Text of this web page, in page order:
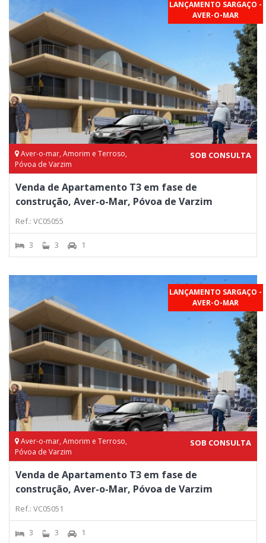
LANÇAMENTO SARGAÇO -
AVER-O-MAR
Aver-o-mar, Amorim e Terroso,
Póvoa de Varzim
SOB CONSULTA
Venda de Apartamento T3 em fase de
construção, Aver-o-Mar, Póvoa de Varzim
Ref.: VC05055
3 3 1
LANÇAMENTO SARGAÇO -
AVER-O-MAR
Aver-o-mar, Amorim e Terroso,
Póvoa de Varzim
SOB CONSULTA
Venda de Apartamento T3 em fase de
construção, Aver-o-Mar, Póvoa de Varzim
Ref.: VC05051
3 3 1